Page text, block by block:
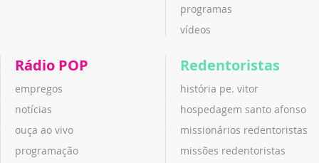
programas
vídeos
Rádio POP
empregos
notícias
ouça ao vivo
programação
Redentoristas
história pe. vitor
hospedagem santo afonso
missionários redentoristas
missões redentoristas